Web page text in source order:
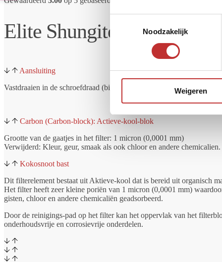
Noodzakelijk
Weigeren
Elite Shungite – Petrovski
Aansluiting
Vastdraaien in de schroefdraad (binnendraad) aansluiting in het
Carbon (Carbon-block): Actieve-kool-blok
Grootte van de gaatjes in het filter: 1 micron (0,0001 mm)
Verwijderd: Kleur, geur, smaak als ook chloor en andere chemicalien.
Kokosnoot bast
Dit filterelement bestaat uit Aktieve-kool dat is bereid uit organisch
Het filter heeft zeer kleine poriën van 1 micron (0,0001 mm)
gisten, chloor en andere chemicaliën geadsorbeerd.
Door de reinigings-pad op het filter kan het oppervlak van het
onderhoudsvrije en corrosievrije onderdelen.